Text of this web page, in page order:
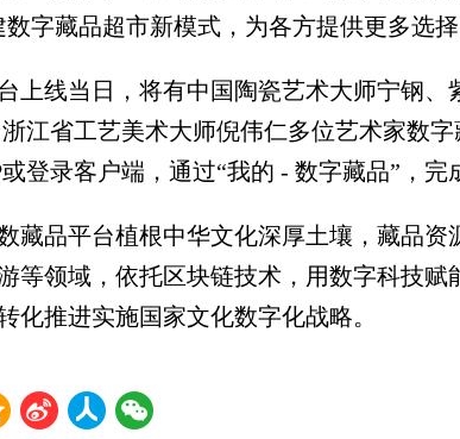
数字藏品超市新模式，为各方提供更多选择
线当日，将有中国陶瓷艺术大师宁钢、
江省工艺美术大师倪伟仁多位艺术家数
或登录客户端，通过“我的 - 数字藏品”，完
品平台植根中华文化深厚土壤，藏品资
等领域，依托区块链技术，用数字科技
化推进实施国家文化数字化战略。